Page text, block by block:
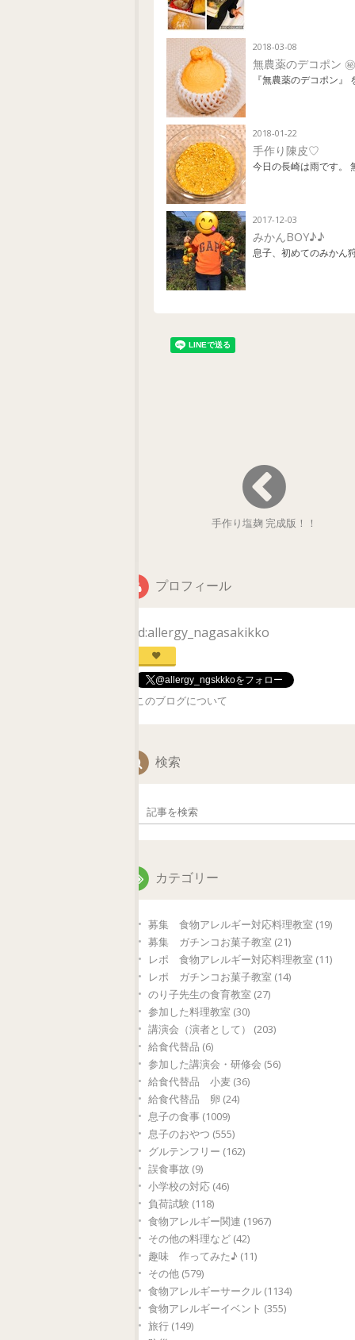
2018-03-08
無農薬のデコポン
『無農薬のデコポン
2018-01-22
手作り陳皮♡
今日の長崎は雨です。
2017-12-03
みかんBOY♪♪
息子、初めてのみかん
手作り塩麹 完成版！！
プロフィール
id:allergy_nagasakikko
@allergy_ngskkkoをフォロー
このブログについて
検索
カテゴリー
募集 食物アレルギー対応料理教室 (19)
募集 ガチンコお菓子教室 (21)
レポ 食物アレルギー対応料理教室 (11)
レポ ガチンコお菓子教室 (14)
のり子先生の食育教室 (27)
参加した料理教室 (30)
講演会（演者として） (203)
給食代替品 (6)
参加した講演会・研修会 (56)
給食代替品 小麦 (36)
給食代替品 卵 (24)
息子の食事 (1009)
息子のおやつ (555)
グルテンフリー (162)
誤食事故 (9)
小学校の対応 (46)
負荷試験 (118)
食物アレルギー関連 (1967)
その他の料理など (42)
趣味 作ってみた♪ (11)
その他 (579)
食物アレルギーサークル (1134)
食物アレルギーイベント (355)
旅行 (149)